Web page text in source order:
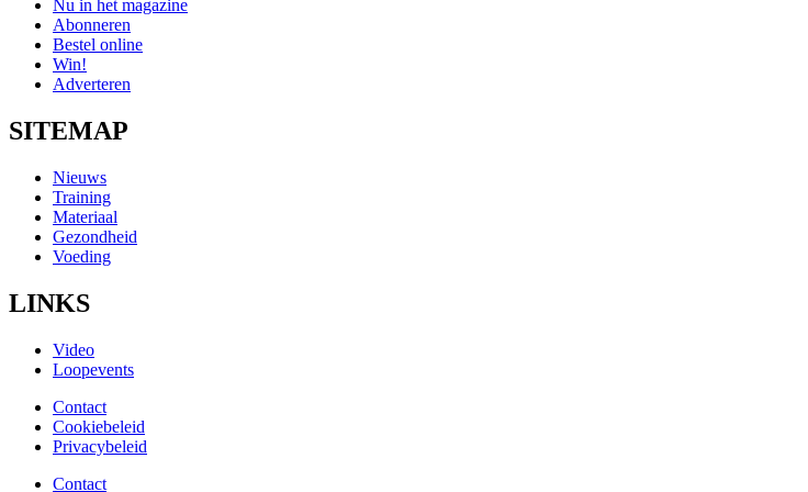
Nu in het magazine
Abonneren
Bestel online
Win!
Adverteren
SITEMAP
Nieuws
Training
Materiaal
Gezondheid
Voeding
LINKS
Video
Loopevents
Contact
Cookiebeleid
Privacybeleid
Contact